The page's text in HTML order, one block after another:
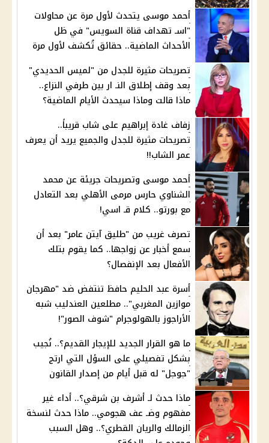
أحمد موسى يتحدث لأول مرة عن محاولات
"اسـ تهداف قناة السويس" في ظل
الأحداث الماضية.. حقائق تُكشف لأول مرة
تصريحات مثيرة للجدل من "لميس الحديدي"
بعد وقف إطلاق النـ ار بين طرفي النزاع..
ماذا قالت وماذا سيحدث الأيام الماضية؟
زفاف غادة إبراهيم على شاب قريباً..
تصريحات مثيرة للجدل والجميع يريد أن يعرف
عمر الشاب!!
أحمد موسى وتصريحات جريئة عن محمد
الشناوي حارس مرمى الأهلي بعد التعادل
مع بورتو.. كلام قـ اسي!
تصرف غريب من "طليق آيتن عامر" بعد أن
سمع أخبار عن زواجها.. كما يقوم بتلك
الأفعال بعد الإنفصال؟
أسرة عبد الحليم حافظ تنتفض ضد "مهرجان
موازين المغربي".. مطلعين العندليب شبه
الأراجوز بالهولوجرام "شوف الصور"!
ما هو القرار الجديد للإيجار القديم؟.. نُجيب
بشكل تفصيلي على السؤل التي ارتج
"جوجل" له قبل أيام من إصدار القانون
ماذا حدث لـ أشرف بن شرقي؟.. أداء غير
مفهوم وضـ عف هجومي.. ماذا حدث لنسخة
الزمالك والريان القطري؟.. وهل السبب